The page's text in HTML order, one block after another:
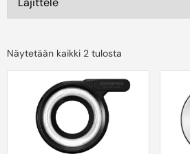
Näytetään kaikki 2 tulosta